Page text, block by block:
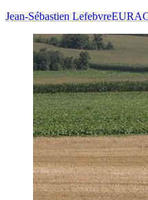
Jean-Sébastien Lefebvre